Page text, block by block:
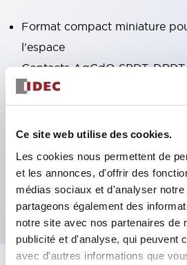
Ce site web utilise des cookies.
Les cookies nous permettent de
et les annonces, d'offrir des
médias sociaux et d'analyser
partageons également des
notre site avec nos partenaires de
publicité et d'analyse, qui peuvent
avec d'autres informations que
Format compact miniature
l'espace
Contacts AgCdO SPDT,
Haute capacité de
Choix de bornes enfichables
Options comprenant un
bouton de vérification
Options de montage incluant
socle DIN ou socle de